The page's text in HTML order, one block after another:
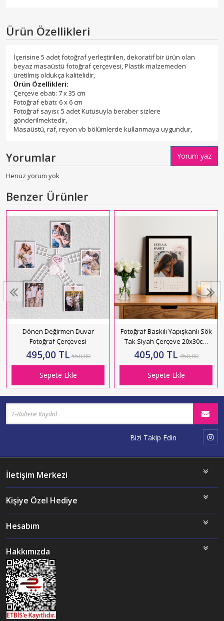
Ürün Özellikleri
İçerisine 5 adet fotoğraf yerleştirilen, dekoratif bir ürün olan
beyaz masaüstü fotoğraf çerçevesi, Plastik malzemeden
üretilmiş oldukça kalitelidir,
Ürün Özellikleri:
Çerçeve ebatı: 7 x 35 cm
Fotoğraf ebatı: 6 x 6 cm
Fotoğraf sayısı: 5 adet Kutusuyla beraber sizlere
gönderilmektedir,
Masaüstü, raf, reyon vb bölümlerde kullanmaya uygundur,
Yorumlar Yorum yaz
Henüz yorum yok
Benzer Ürünler
Dönen Değirmen Duvar
Fotoğraf Çerçevesi
495,00 TL 550,00
Sepete Ekle
Fotoğraf Baskılı Yapışkanlı Sök
Tak Siyah Çerçeve 20x30cm
HK5012
405,00 TL 450,00
Sepete Ekle
Bizi Takip Edin
İletişim Merkezi
Kişiye Özel Hediye
Hesabım
Hakkımızda